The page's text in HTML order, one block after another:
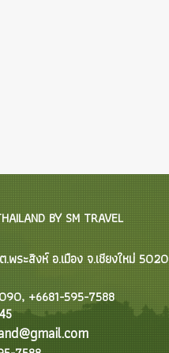
BY SM TRAVEL
.พระสิงห์ อ.เมือง จ.เชียงใหม่
+6681-595-7588